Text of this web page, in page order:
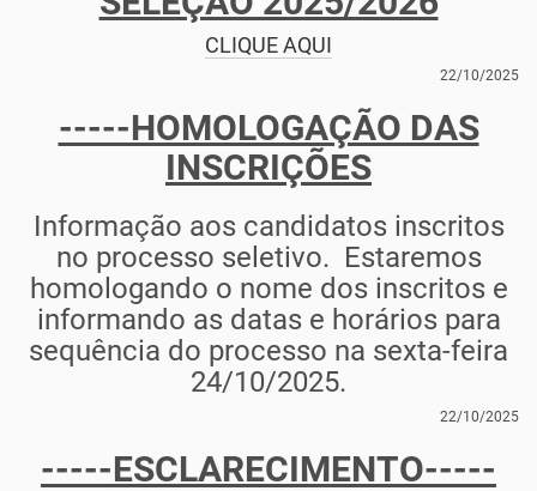
CLIQUE AQUI
22/10/2025
-----HOMOLOGAÇÃO DAS
INSCRIÇÕES
Informação aos candidatos inscritos
no processo seletivo. Estaremos
homologando o nome dos inscritos e
informando as datas e horários para
sequência do processo na sexta-feira
24/10/2025.
22/10/2025
-----ESCLARECIMENTO-----